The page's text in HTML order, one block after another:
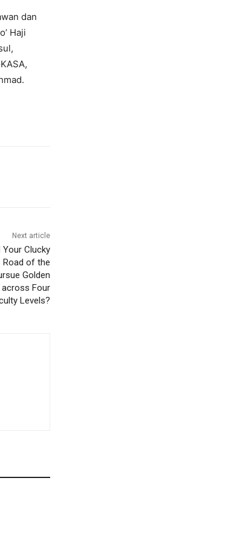
dan
Haji
Next article
Clucky
Road of the
Golden
across Four
Levels?